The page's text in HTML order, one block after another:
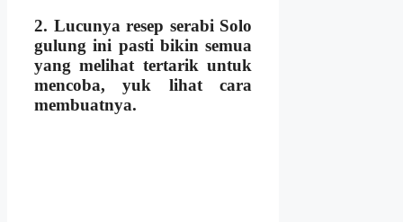
2. Lucunya resep serabi Solo
gulung ini pasti bikin semua
yang melihat tertarik untuk
mencoba, yuk lihat cara
membuatnya.